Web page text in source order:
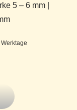
5 – 6 mm |
zertifizierte dickere